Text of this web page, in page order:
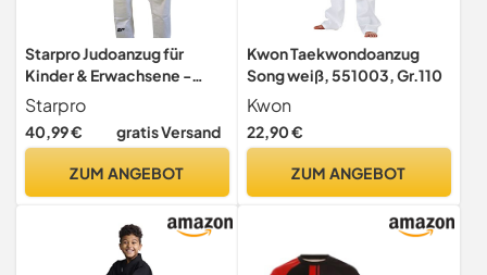
Starpro Judoanzug für
Kinder & Erwachsene -
Baumwoll-Polyester-
Mischung, 350 g/m² -
Größen 110-200 cm - Ideal
Starpro
40,99 € gratis Versand
ZUM ANGEBOT
Kwon Taekwondoanzug
Song weiß, 551003, Gr.110
Kwon
22,90 €
ZUM ANGEBOT